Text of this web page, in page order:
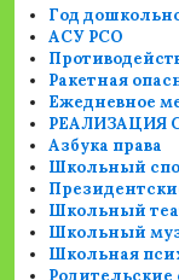
Год
АСУ РСО
Ракетная
Ежедневное
РЕАЛИЗАЦИЯ
Азбука права
Школьный
Школьный
Школьный
Школьная
Родительские